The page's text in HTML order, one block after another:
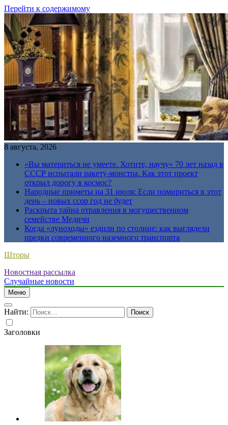
Перейти к содержимому
8 августа, 2026
«Вы материться не умеете. Хотите, научу» 70 лет назад в
СССР испытали ракету-монстра. Как этот проект
открыл дорогу в космос?
Народные приметы на 31 июля: Если помириться в этот
день – новых ссор год не будет
Раскрыта тайна отравления в могущественном
семействе Медичи
Когда «луноходы» ездили по столице: как выглядели
предки современного наземного транспорта
Шторы
Новостная рассылка
Случайные новости
Меню
Найти:
Заголовки